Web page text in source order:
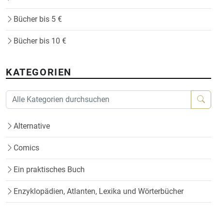
Bücher bis 5 €
Bücher bis 10 €
KATEGORIEN
Alternative
Comics
Ein praktisches Buch
Enzyklopädien, Atlanten, Lexika und Wörterbücher